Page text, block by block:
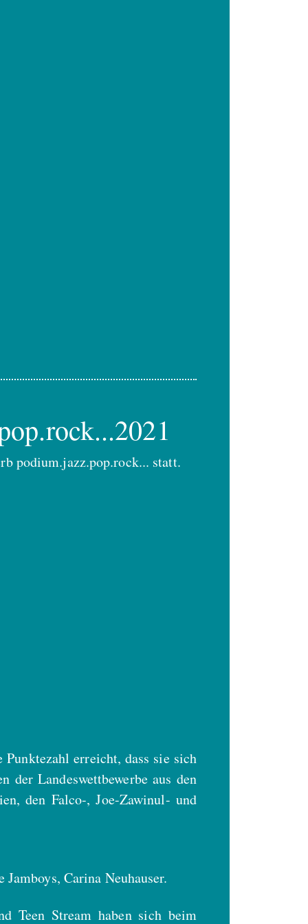
podium.jazz.pop.rock... statt.
erreicht, dass sie sich
Landeswettbewerbe aus den
den Falco-, Joe-Zawinul- und
Carina Neuhauser.
Teen Stream haben sich beim